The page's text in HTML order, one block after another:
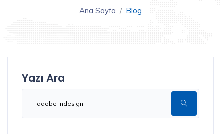
Ana Sayfa Blog
Yazı Ara